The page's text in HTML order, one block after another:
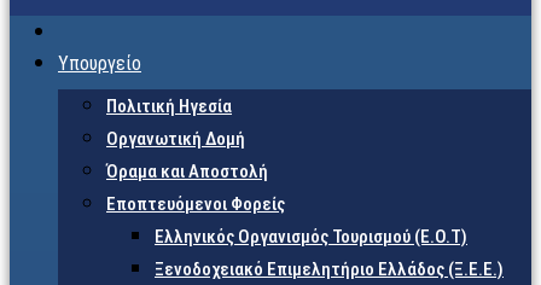
Υπουργείο
Πολιτική Ηγεσία
Οργανωτική Δομή
Όραμα και Αποστολή
Εποπτευόμενοι Φορείς
Eλληνικός Οργανισμός Τουρισμού (Ε.Ο.Τ)
Ξενοδοχειακό Επιμελητήριο Ελλάδος (Ξ.Ε.Ε.)